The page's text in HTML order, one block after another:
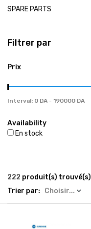
gsm4repair@gmail.com
SPARE PARTS
Filtrer par
Prix
Interval:
Availability
En stock
222 produit(s) trouvé(s)
Trier par:
Choisir...